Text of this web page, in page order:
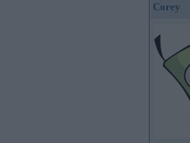
Corey